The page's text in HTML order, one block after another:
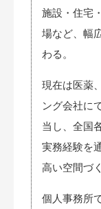
施設・住宅
場など、幅
わる。
現在は医薬
ング会社に
当し、全国
実務経験を
高い空間づ
個人事務所